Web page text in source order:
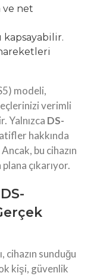
ve net
kapsayabilir.
modeli,
verimli
Yalnızca DS-
hakkında
bu cihazın
çıkarıyor.
cihazın sunduğu
kişi, güvenlik